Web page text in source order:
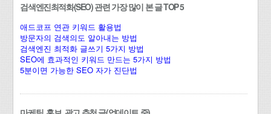
검색엔진최적화(SEO) 관련 가장 많이 본 글 TOP 5
애드코프 연관 키워드 활용법
방문자의 검색의도 알아내는 방법
검색엔진 최적화 글쓰기 5가지 방법
SEO에 효과적인 키워드 만드는 5가지 방법
5분이면 가능한 SEO 자가 진단법